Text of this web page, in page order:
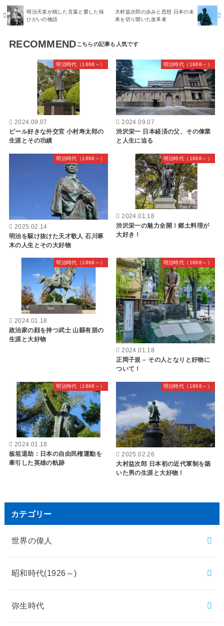
明治天皇が残した言葉と愛した味
ひがいの物語
大村益次郎の歩みと思想 日本の未
来を切り開いた改革者
RECOMMEND
明治時代（1868～）
2024.09.07
ビール好きな外交官 小村寿太郎の
生涯とその功績
明治時代（1868～）
2024.09.07
渋沢栄一 日本経済の父、その偉業
と人生に迫る
明治時代（1868～）
2025.02.14
明治を駆け抜けた天才歌人 石川啄
木の人生とその大好物
明治時代（1868～）
2024.01.18
渋沢栄一の魅力全開！郷土料理が
大好き！
明治時代（1868～）
2024.01.18
政治家の顔を持つ武士 山縣有朋の
生涯と大好物
明治時代（1868～）
2024.01.18
正岡子規 – その人となりと好物に
ついて！
明治時代（1868～）
2024.01.18
板垣退助：日本の自由民権運動を
牽引した英雄の軌跡
明治時代（1868～）
2025.02.26
大村益次郎 日本初の近代軍制を築
いた男の生涯と大好物！
カテゴリー
世界の偉人
昭和時代(1926～)
弥生時代